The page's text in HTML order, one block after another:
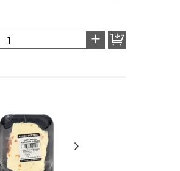
+